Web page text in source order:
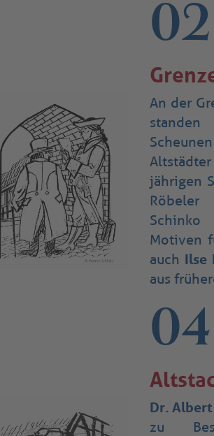
02
An der
jährigen
Röbeler
Motiven
auch Ilse
aus
04
Dr.
zu